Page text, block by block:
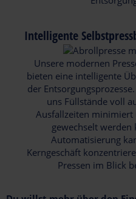
Intelligente
Unsere modernen
bieten eine intelligente
der
uns Füllstände voll
Ausfallzeiten minimiert
gewechselt werden
Automatisierung
Kerngeschäft
Pressen im Blick